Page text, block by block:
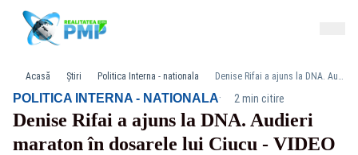
Acasă Știri Politica Interna - nationala Denise Rifai a ajuns la DNA. Audieri maraton în dosarele lui Ciucu - VIDEO
POLITICA INTERNA - NATIONALA· 2 min citire
Denise Rifai a ajuns la DNA. Audieri
maraton în dosarele lui Ciucu - VIDEO